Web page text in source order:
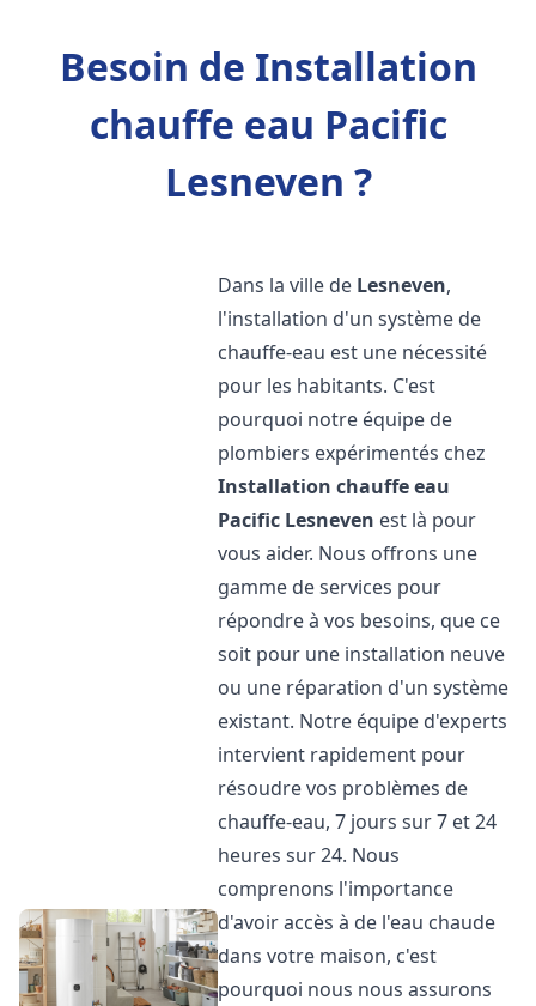
Besoin de Installation
chauffe eau Pacific
Lesneven ?
Dans la ville de Lesneven,
l'installation d'un système de
chauffe-eau est une nécessité
pour les habitants. C'est
pourquoi notre équipe de
plombiers expérimentés chez
Installation chauffe eau
Pacific Lesneven est là pour
vous aider. Nous offrons une
gamme de services pour
répondre à vos besoins, que ce
soit pour une installation neuve
ou une réparation d'un système
existant. Notre équipe d'experts
intervient rapidement pour
résoudre vos problèmes de
chauffe-eau, 7 jours sur 7 et 24
heures sur 24. Nous
comprenons l'importance
d'avoir accès à de l'eau chaude
dans votre maison, c'est
pourquoi nous nous assurons